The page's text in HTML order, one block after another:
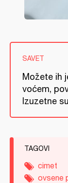
SAVET
Možete ih
voćem,
Izuzetne
TAGOVI
cimet
ovsene